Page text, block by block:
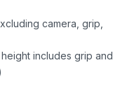
camera, grip,
height includes grip and